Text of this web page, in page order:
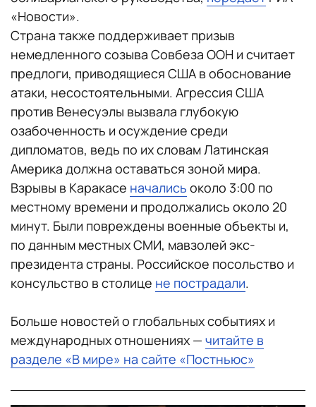
«Новости».
Страна также поддерживает призыв
немедленного созыва Совбеза ООН и считает
предлоги, приводящиеся США в обоснование
атаки, несостоятельными. Агрессия США
против Венесуэлы вызвала глубокую
озабоченность и осуждение среди
дипломатов, ведь по их словам Латинская
Америка должна оставаться зоной мира.
Взрывы в Каракасе начались около 3:00 по
местному времени и продолжались около 20
минут. Были повреждены военные объекты и,
по данным местных СМИ, мавзолей экс-
президента страны. Российское посольство и
консульство в столице не пострадали.
Больше новостей о глобальных событиях и
международных отношениях — читайте в
разделе «В мире» на сайте «Постньюс»